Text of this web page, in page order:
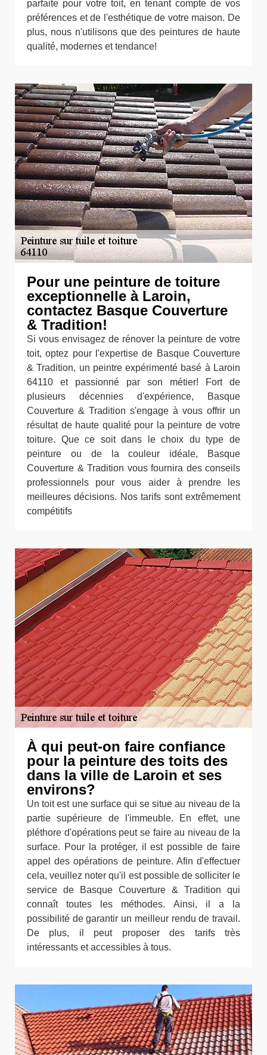
parfaite pour votre toit, en tenant compte de vos
préférences et de l'esthétique de votre maison. De
plus, nous n'utilisons que des peintures de haute
qualité, modernes et tendance!
Pour une peinture de toiture
exceptionnelle à Laroin,
contactez Basque Couverture
& Tradition!
Si vous envisagez de rénover la peinture de votre
toit, optez pour l'expertise de Basque Couverture
& Tradition, un peintre expérimenté basé à Laroin
64110 et passionné par son métier! Fort de
plusieurs décennies d'expérience, Basque
Couverture & Tradition s'engage à vous offrir un
résultat de haute qualité pour la peinture de votre
toiture. Que ce soit dans le choix du type de
peinture ou de la couleur idéale, Basque
Couverture & Tradition vous fournira des conseils
professionnels pour vous aider à prendre les
meilleures décisions. Nos tarifs sont extrêmement
compétitifs
À qui peut-on faire confiance
pour la peinture des toits des
dans la ville de Laroin et ses
environs?
Un toit est une surface qui se situe au niveau de la
partie supérieure de l'immeuble. En effet, une
pléthore d'opérations peut se faire au niveau de la
surface. Pour la protéger, il est possible de faire
appel des opérations de peinture. Afin d'effectuer
cela, veuillez noter qu'il est possible de solliciter le
service de Basque Couverture & Tradition qui
connaît toutes les méthodes. Ainsi, il a la
possibilité de garantir un meilleur rendu de travail.
De plus, il peut proposer des tarifs très
intéressants et accessibles à tous.